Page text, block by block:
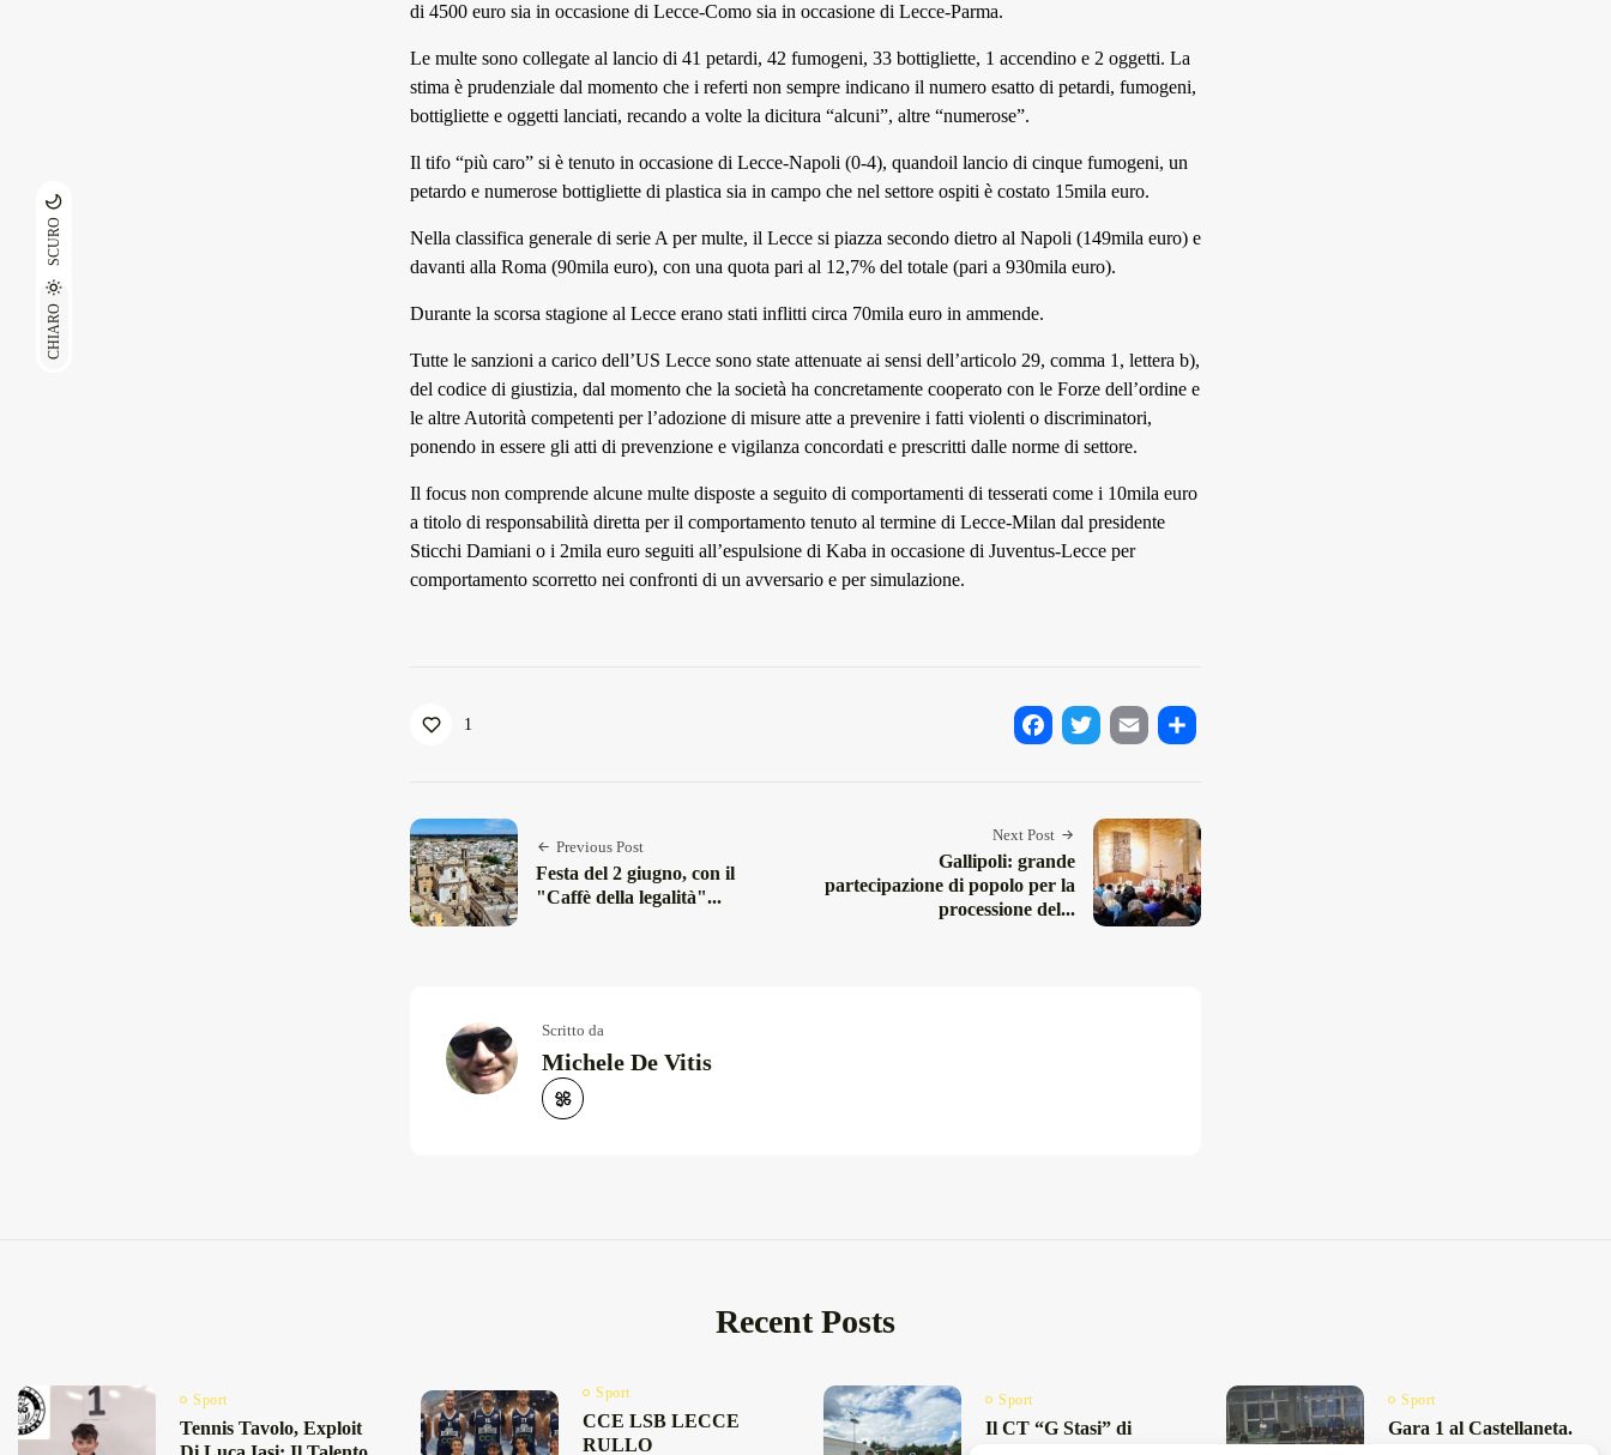
CHIARO
SCURO
di 4500 euro sia in occasione di Lecce-Como sia in occasione di Lecce-Parma.
Le multe sono collegate al lancio di 41 petardi, 42 fumogeni, 33 bottigliette, 1 accendino e 2 oggetti. La
stima è prudenziale dal momento che i referti non sempre indicano il numero esatto di petardi, fumogeni,
bottigliette e oggetti lanciati, recando a volte la dicitura “alcuni”, altre “numerose”.
Il tifo “più caro” si è tenuto in occasione di Lecce-Napoli (0-4), quandoil lancio di cinque fumogeni, un
petardo e numerose bottigliette di plastica sia in campo che nel settore ospiti è costato 15mila euro.
Nella classifica generale di serie A per multe, il Lecce si piazza secondo dietro al Napoli (149mila euro) e
davanti alla Roma (90mila euro), con una quota pari al 12,7% del totale (pari a 930mila euro).
Durante la scorsa stagione al Lecce erano stati inflitti circa 70mila euro in ammende.
Tutte le sanzioni a carico dell’US Lecce sono state attenuate ai sensi dell’articolo 29, comma 1, lettera b),
del codice di giustizia, dal momento che la società ha concretamente cooperato con le Forze dell’ordine e
le altre Autorità competenti per l’adozione di misure atte a prevenire i fatti violenti o discriminatori,
ponendo in essere gli atti di prevenzione e vigilanza concordati e prescritti dalle norme di settore.
Il focus non comprende alcune multe disposte a seguito di comportamenti di tesserati come i 10mila euro
a titolo di responsabilità diretta per il comportamento tenuto al termine di Lecce-Milan dal presidente
Sticchi Damiani o i 2mila euro seguiti all’espulsione di Kaba in occasione di Juventus-Lecce per
comportamento scorretto nei confronti di un avversario e per simulazione.
1
Previous Post
Festa del 2 giugno, con il
"Caffè della legalità"...
Next Post
Gallipoli: grande
partecipazione di popolo per la
processione del...
Scritto da
Michele De Vitis
Recent Posts
Sport
Tennis Tavolo, Exploit
Sport
CCE LSB LECCE
RULLO
Sport
Il CT “G Stasi” di
Sport
Gara 1 al Castellaneta.